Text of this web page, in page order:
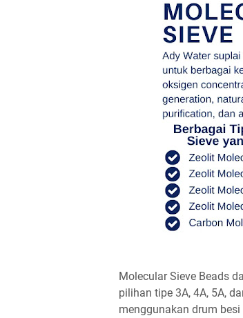
Molecular Sieve Beads
pilihan tipe 3A, 4A, 5A,
menggunakan drum